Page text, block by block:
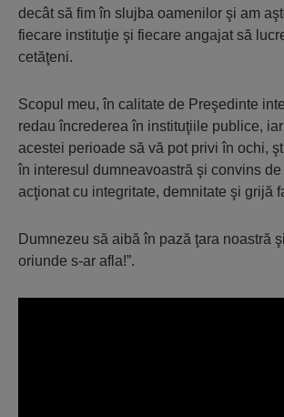
decât să fim în slujba oamenilor şi am
fiecare instituţie şi fiecare angajat să
cetăţeni.
Scopul meu, în calitate de Preşedinte
redau încrederea în instituţiile publice, iar
acestei perioade să vă pot privi în ochi,
în interesul dumneavoastră şi convins
acţionat cu integritate, demnitate şi grijă
Dumnezeu să aibă în pază ţara noastră
oriunde s-ar afla!”.